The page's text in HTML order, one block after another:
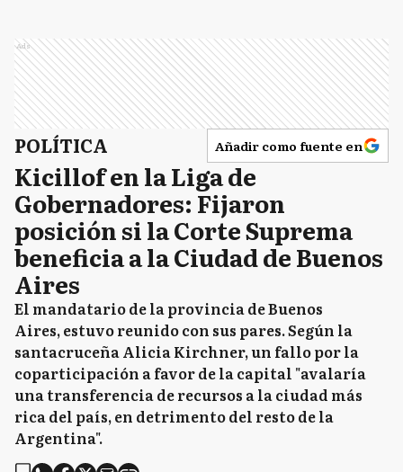
Ads
POLÍTICA Añadir como fuente en
Kicillof en la Liga de
Gobernadores: Fijaron
posición si la Corte Suprema
beneficia a la Ciudad de Buenos
Aires
El mandatario de la provincia de Buenos
Aires, estuvo reunido con sus pares. Según la
santacruceña Alicia Kirchner, un fallo por la
coparticipación a favor de la capital "avalaría
una transferencia de recursos a la ciudad más
rica del país, en detrimento del resto de la
Argentina".